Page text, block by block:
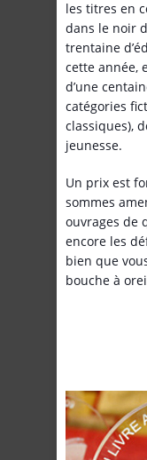
les titres en
dans le noir
trentaine
cette année,
d’une
catégories
classiques),
jeunesse.
Un prix est
sommes
ouvrages de
encore les
bien que
bouche à